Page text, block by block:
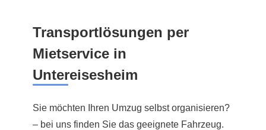
Transportlösungen per
Mietservice in
Untereisesheim
Sie möchten Ihren Umzug selbst organisieren?
– bei uns finden Sie das geeignete Fahrzeug.